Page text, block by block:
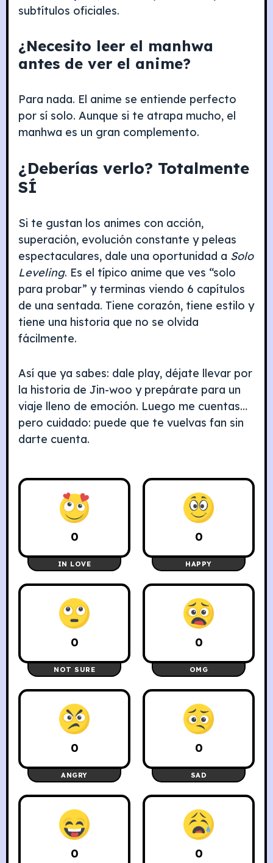
subtítulos oficiales.
¿Necesito leer el manhwa
antes de ver el anime?
Para nada. El anime se entiende perfecto
por sí solo. Aunque si te atrapa mucho, el
manhwa es un gran complemento.
¿Deberías verlo? Totalmente
SÍ
Si te gustan los animes con acción,
superación, evolución constante y peleas
espectaculares, dale una oportunidad a Solo
Leveling. Es el típico anime que ves “solo
para probar” y terminas viendo 6 capítulos
de una sentada. Tiene corazón, tiene estilo y
tiene una historia que no se olvida
fácilmente.
Así que ya sabes: dale play, déjate llevar por
la historia de Jin-woo y prepárate para un
viaje lleno de emoción. Luego me cuentas…
pero cuidado: puede que te vuelvas fan sin
darte cuenta.
0
IN LOVE
0
HAPPY
0
NOT SURE
0
OMG
0
ANGRY
0
SAD
0 0